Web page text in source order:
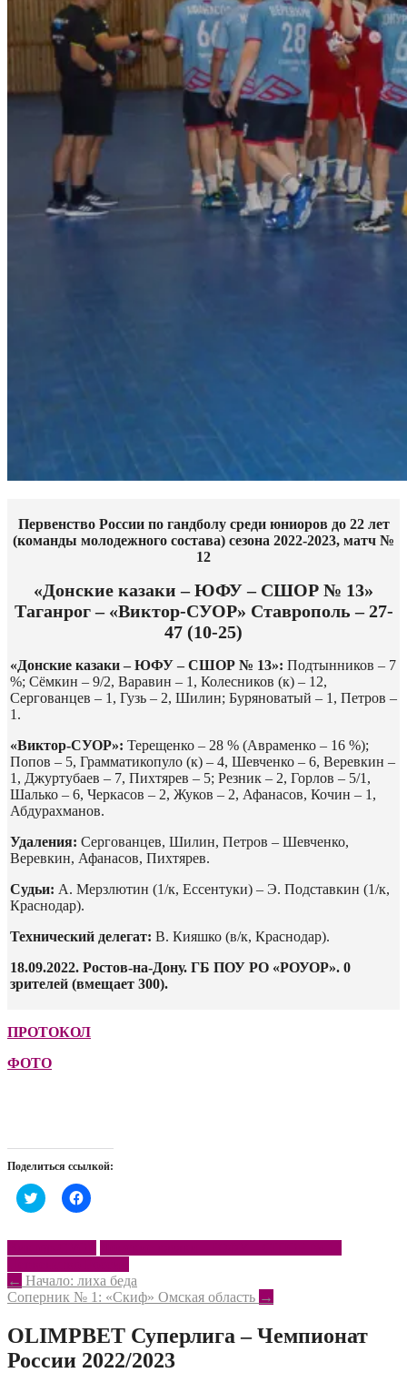
Первенство России по гандболу среди юниоров до 22 лет
(команды молодежного состава) сезона 2022-2023, матч №
12
«Донские казаки – ЮФУ – СШОР № 13»
Таганрог – «Виктор-СУОР» Ставрополь – 27-
47 (10-25)
«Донские казаки – ЮФУ – СШОР № 13»: Подтынников – 7
%; Сёмкин – 9/2, Варавин – 1, Колесников (к) – 12,
Сергованцев – 1, Гузь – 2, Шилин; Буряноватый – 1, Петров –
1.
«Виктор-СУОР»: Терещенко – 28 % (Авраменко – 16 %);
Попов – 5, Грамматикопуло (к) – 4, Шевченко – 6, Веревкин –
1, Джуртубаев – 7, Пихтярев – 5; Резник – 2, Горлов – 5/1,
Шалько – 6, Черкасов – 2, Жуков – 2, Афанасов, Кочин – 1,
Абдурахманов.
Удаления: Сергованцев, Шилин, Петров – Шевченко,
Веревкин, Афанасов, Пихтярев.
Судьи: А. Мерзлютин (1/к, Ессентуки) – Э. Подставкин (1/к,
Краснодар).
Технический делегат: В. Кияшко (в/к, Краснодар).
18.09.2022. Ростов-на-Дону. ГБ ПОУ РО «РОУОР». 0
зрителей (вмещает 300).
ПРОТОКОЛ
ФОТО
Поделиться ссылкой:
Нажмите,
чтобы
Twitter
(Открывается
новом
окне)
Нажмите,
чтобы
Facebook
(Открывается
новом
окне)
Post
navigation
← Начало: лиха беда
Соперник № 1: «Скиф» Омская область →
OLIMPBET Суперлига – Чемпионат
России 2022/2023